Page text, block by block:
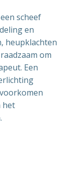
scheef
en
heupklachten
om
Een
het